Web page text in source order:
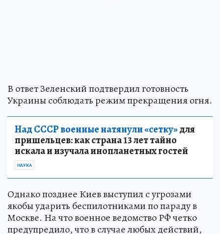
В ответ Зеленский подтвердил готовность
Украины соблюдать режим прекращения огня.
Над СССР военные натянули «сетку»для
пришельцев: как страна 13 лет тайно
искала и изучала инопланетных гостей
НАУКА
Однако позднее Киев выступил с угрозами
якобы ударить беспилотниками по параду в
Москве. На что военное ведомство РФ четко
предупредило, что в случае любых действий,